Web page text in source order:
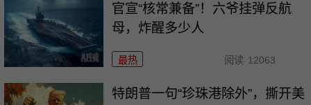
官宣“核常兼备”！六爷挂弹反航
母，炸醒多少人
最热 阅读 12063
特朗普一句“珍珠港除外”，撕开美